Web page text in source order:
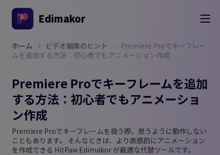
Edimakor
ホーム ビデオ編集のヒント
Premiere Proでキーフレー
ムを追加する方法：初心者でもアニメーション作成
Premiere Proでキーフレームを追加
する方法：初心者でもアニメーショ
ン作成
Premiere Proでキーフレームを扱う際、思うように動作しない
こともあります。 そんなときは、より直感的にアニメーション
を作成できる HitPaw Edimakor が最適な代替ツールです。